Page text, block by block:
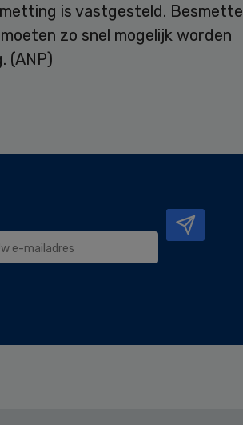
is vastgesteld. Besmette
zo snel mogelijk worden
(ANP)